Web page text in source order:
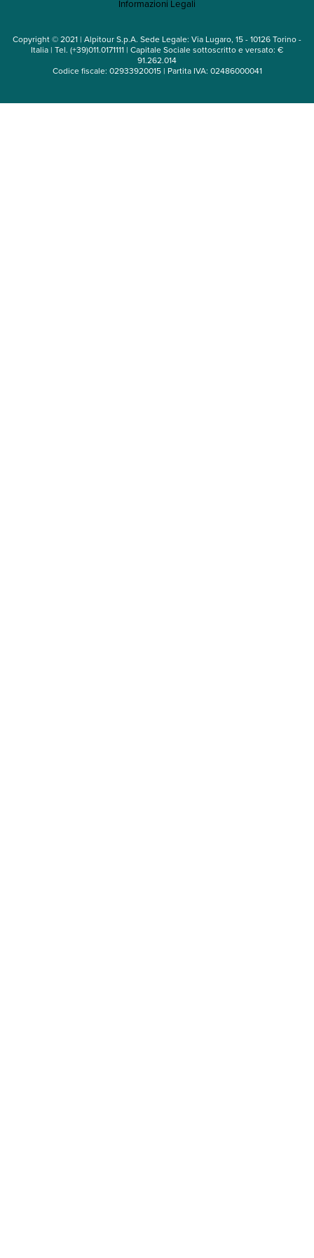
Informazioni Legali
Copyright © 2021 | Alpitour S.p.A. Sede Legale: Via Lugaro, 15 - 10126 Torino -
Italia | Tel. (+39)011.0171111 | Capitale Sociale sottoscritto e versato: €
91.262.014
Codice fiscale: 02933920015 | Partita IVA: 02486000041